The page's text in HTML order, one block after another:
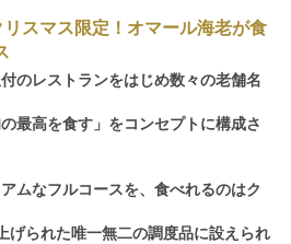
スマス限定！オマール海老が食
のレストランをはじめ数々の老舗名
最高を食す」をコンセプトに構成さ
ムなフルコースを、食べれるのはク
げられた唯一無二の調度品に設えられ